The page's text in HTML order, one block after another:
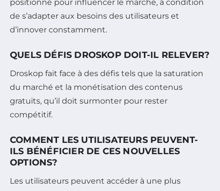
positionné pour influencer le marché, à condition
de s’adapter aux besoins des utilisateurs et
d’innover constamment.
QUELS DÉFIS DROSKOP DOIT-IL RELEVER?
Droskop fait face à des défis tels que la saturation
du marché et la monétisation des contenus
gratuits, qu’il doit surmonter pour rester
compétitif.
COMMENT LES UTILISATEURS PEUVENT-
ILS BÉNÉFICIER DE CES NOUVELLES
OPTIONS?
Les utilisateurs peuvent accéder à une plus